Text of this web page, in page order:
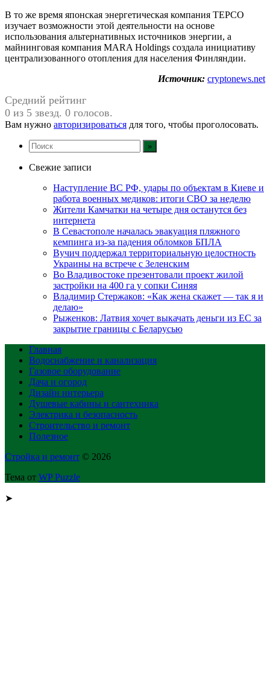
В то же время японская энергетическая компания TEPCO
изучает возможности этой деятельности на основе
использования альтернативных источников энергии, а
майнинговая компания MARA Holdings создала инициативу
централизованного отопления для населения Финляндии.
Источник: cryptonews.net
Средний рейтинг
0 из 5 звезд. 0 голосов.
Вам нужно авторизироваться для того, чтобы проголосовать.
Свежие записи
Наступление ВС РФ, удары по объектам в Киеве и
работа военных медиков: итоги СВО за неделю
Жители Камчатки на четыре дня останутся без
интернета
В Севастополе началась эвакуация пляжного
кемпинга из-за падения обломков БПЛА
Вучич поддержал территориальную целостность
Украины на встрече с Зеленским
Во Владивостоке презентовали проект жилой
застройки на 400 га у сопки Синяя
Владимир Стержаков: «Как жена скажет — так я и
делаю»
Рыженков: Латвия хочет выкачать деньги из ЕС за
закрытие границы с Беларусью
Главная
Водоснабжение и канализация
Газовое оборудование
Дача и огород
Дизайн интерьера
Душевые кабины и сантехника
Электрика и безопасность
Строительство и ремонт
Полезное
Стройка и ремонт © 2026
Тема от WP Puzzle
➤